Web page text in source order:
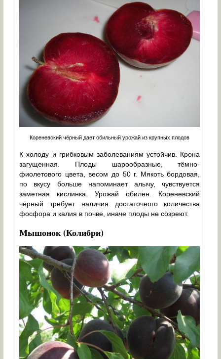
Кореневский чёрный дает обильный урожай из крупных плодов
К холоду и грибковым заболеваниям устойчив. Крона
загущенная. Плоды шарообразные, тёмно-
фиолетового цвета, весом до 50 г. Мякоть бордовая,
по вкусу больше напоминает алычу, чувствуется
заметная кислинка. Урожай обилен. Кореневский
чёрный требует наличия достаточного количества
фосфора и калия в почве, иначе плоды не созреют.
Мышонок (Колибри)